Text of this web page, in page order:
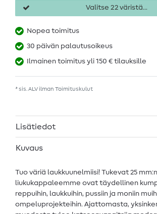
Valitse 22 väristä...
Nopea toimitus
30 päivän palautusoikeus
Ilmainen toimitus yli 150 € tilauksille
* sis. ALV ilman Toimituskulut
Lisätiedot
Kuvaus
Tuo väriä laukkuunelmiisi! Tukevat 25
liukukappaleemme ovat täydellinen
reppuihin, laukkuihin, pussiin ja moniin
ompeluprojekteihin. Ajattomasta,